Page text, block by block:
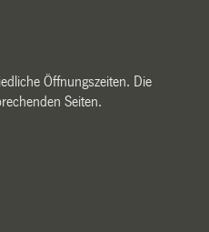
Öffnungszeiten. Die
Seiten.